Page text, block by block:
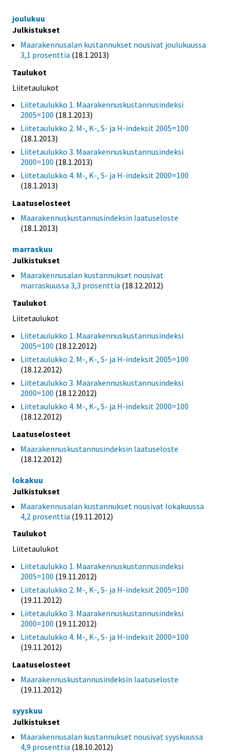
joulukuu
Julkistukset
Maarakennusalan kustannukset nousivat joulukuussa
3,1 prosenttia (18.1.2013)
Taulukot
Liitetaulukot
Liitetaulukko 1. Maarakennuskustannusindeksi
2005=100 (18.1.2013)
Liitetaulukko 2. M-, K-, S- ja H-indeksit 2005=100
(18.1.2013)
Liitetaulukko 3. Maarakennuskustannusindeksi
2000=100 (18.1.2013)
Liitetaulukko 4. M-, K-, S- ja H-indeksit 2000=100
(18.1.2013)
Laatuselosteet
Maarakennuskustannusindeksin laatuseloste
(18.1.2013)
marraskuu
Julkistukset
Maarakennusalan kustannukset nousivat
marraskuussa 3,3 prosenttia (18.12.2012)
Taulukot
Liitetaulukot
Liitetaulukko 1. Maarakennuskustannusindeksi
2005=100 (18.12.2012)
Liitetaulukko 2. M-, K-, S- ja H-indeksit 2005=100
(18.12.2012)
Liitetaulukko 3. Maarakennuskustannusindeksi
2000=100 (18.12.2012)
Liitetaulukko 4. M-, K-, S- ja H-indeksit 2000=100
(18.12.2012)
Laatuselosteet
Maarakennuskustannusindeksin laatuseloste
(18.12.2012)
lokakuu
Julkistukset
Maarakennusalan kustannukset nousivat lokakuussa
4,2 prosenttia (19.11.2012)
Taulukot
Liitetaulukot
Liitetaulukko 1. Maarakennuskustannusindeksi
2005=100 (19.11.2012)
Liitetaulukko 2. M-, K-, S- ja H-indeksit 2005=100
(19.11.2012)
Liitetaulukko 3. Maarakennuskustannusindeksi
2000=100 (19.11.2012)
Liitetaulukko 4. M-, K-, S- ja H-indeksit 2000=100
(19.11.2012)
Laatuselosteet
Maarakennuskustannusindeksin laatuseloste
(19.11.2012)
syyskuu
Julkistukset
Maarakennusalan kustannukset nousivat syyskuussa
4,9 prosenttia (18.10.2012)